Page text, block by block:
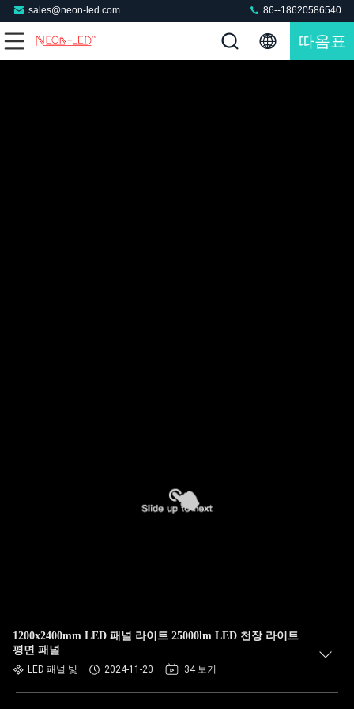
sales@neon-led.com 86--18620586540
따옴표
1200x2400mm LED 패널 라이트 25000lm LED 천장 라이트
평면 패널
LED 패널 빛 2024-11-20 34 보기